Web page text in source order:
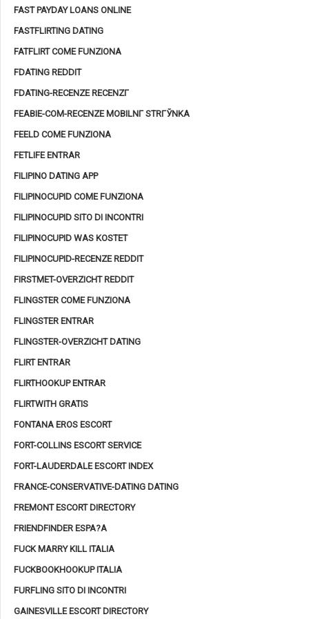
FAST PAYDAY LOANS ONLINE
FASTFLIRTING DATING
FATFLIRT COME FUNZIONA
FDATING REDDIT
FDATING-RECENZE RECENZГ­
FEABIE-COM-RECENZE MOBILNГ­ STRГЎNKA
FEELD COME FUNZIONA
FETLIFE ENTRAR
FILIPINO DATING APP
FILIPINOCUPID COME FUNZIONA
FILIPINOCUPID SITO DI INCONTRI
FILIPINOCUPID WAS KOSTET
FILIPINOCUPID-RECENZE REDDIT
FIRSTMET-OVERZICHT REDDIT
FLINGSTER COME FUNZIONA
FLINGSTER ENTRAR
FLINGSTER-OVERZICHT DATING
FLIRT ENTRAR
FLIRTHOOKUP ENTRAR
FLIRTWITH GRATIS
FONTANA EROS ESCORT
FORT-COLLINS ESCORT SERVICE
FORT-LAUDERDALE ESCORT INDEX
FRANCE-CONSERVATIVE-DATING DATING
FREMONT ESCORT DIRECTORY
FRIENDFINDER ESPA?A
FUCK MARRY KILL ITALIA
FUCKBOOKHOOKUP ITALIA
FURFLING SITO DI INCONTRI
GAINESVILLE ESCORT DIRECTORY